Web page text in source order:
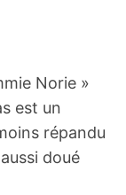
Norie »
est un
répandu
doué